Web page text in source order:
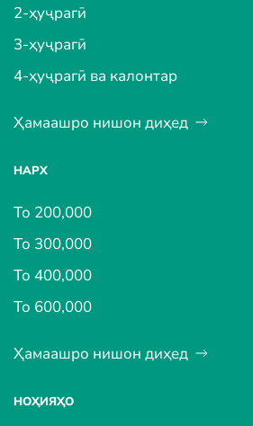
2-ҳуҷрагӣ
3-ҳуҷрагӣ
4-ҳуҷрагӣ ва калонтар
Ҳамаашро нишон диҳед
НАРХ
То 200,000
То 300,000
То 400,000
То 600,000
Ҳамаашро нишон диҳед
НОҲИЯҲО